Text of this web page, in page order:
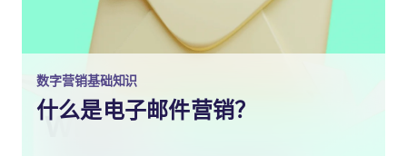
数字营销基础知识
什么是电子邮件营销？